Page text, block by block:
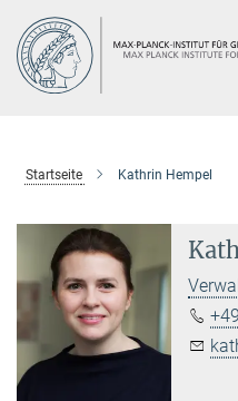
Hauptinhalt
Startseite Kathrin Hempel